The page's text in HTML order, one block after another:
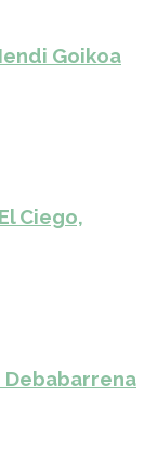
Goikoa
Ciego,